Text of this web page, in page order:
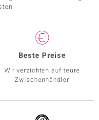
Beste Preise
Wir verzichten auf teure
Zwischenhändler